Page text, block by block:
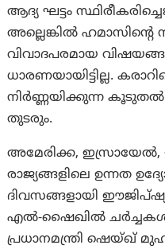
ആദ്യ ഘട്ടം
അല്ലെങ്കിൽ
വിവാദപരമായ
ധാരണയായിട്ടില്ല.
നിർണ്ണയിക്കുന്ന
തുടരും.
അമേരിക്ക,
രാജ്യങ്ങളിലെ ഉന്നത
ദിവസങ്ങളായി
എൽ-ഷൈഖിൽ ചർച്ചകൾ
പ്രധാനമന്ത്രി ഷെയ്ഖ്